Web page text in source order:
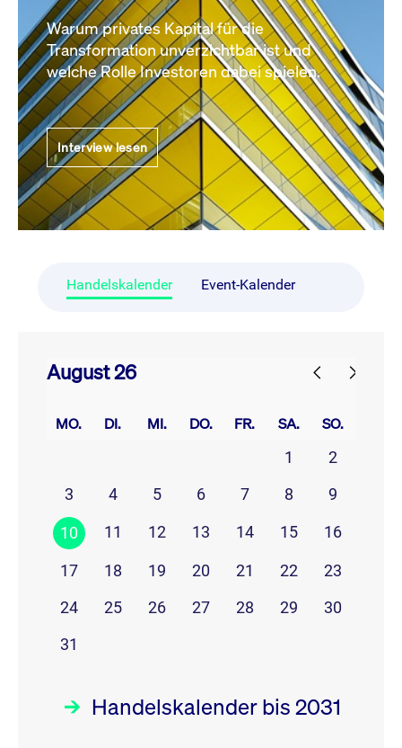
Warum privates Kapital für die
Transformation unverzichtbar ist und
welche Rolle Investoren dabei spielen.
Interview lesen
Handelskalender Event-Kalender
August 26
MO. DI. MI. DO. FR. SA. SO.
1
2
3
4 5 6 7 8 9
10 11 12 13 14 15 16
17 18 19 20 21 22
23
24
25 26 27 28 29
30
31
Handelskalender bis 2031